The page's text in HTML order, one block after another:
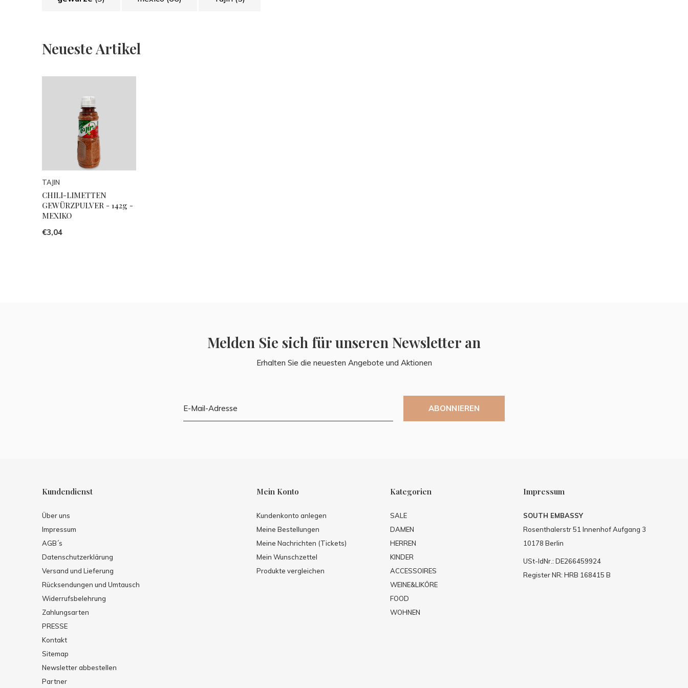
Neueste Artikel
TAJIN
CHILI-LIMETTEN
GEWÜRZPULVER - 142g -
MEXIKO
€3,04
Melden Sie sich für unseren Newsletter an
Erhalten Sie die neuesten Angebote und Aktionen
ABONNIEREN
Kundendienst
Über uns
Impressum
AGB´s
Datenschutzerklärung
Versand und Lieferung
Rücksendungen und Umtausch
Widerrufsbelehrung
Zahlungsarten
PRESSE
Kontakt
Sitemap
Newsletter abbestellen
Partner
Mein Konto
Kundenkonto anlegen
Meine Bestellungen
Meine Nachrichten (Tickets)
Mein Wunschzettel
Produkte vergleichen
Kategorien
SALE
DAMEN
HERREN
KINDER
ACCESSOIRES
WEINE&LIKÖRE
FOOD
WOHNEN
Impressum
SOUTH EMBASSY
Rosenthalerstr 51 Innenhof Aufgang 3
10178 Berlin
USt-IdNr.: DE266459924
Register NR: HRB 168415 B